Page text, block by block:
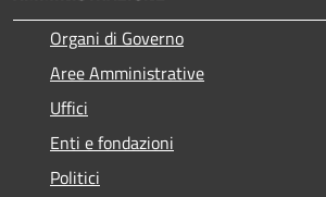
Organi di Governo
Aree Amministrative
Uffici
Enti e fondazioni
Politici